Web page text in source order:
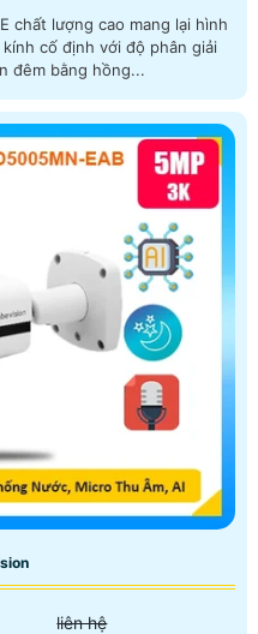
chất lượng cao mang lại hình
đêm bằng hồng...
liên hệ